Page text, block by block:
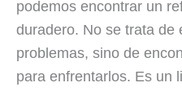
podemos encontrar un
duradero. No se trata de
problemas, sino de
para enfrentarlos. Es un